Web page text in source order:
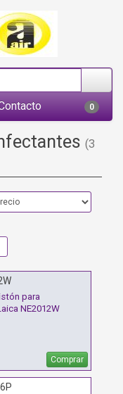
0
(3
para
NE2012W
Comprar